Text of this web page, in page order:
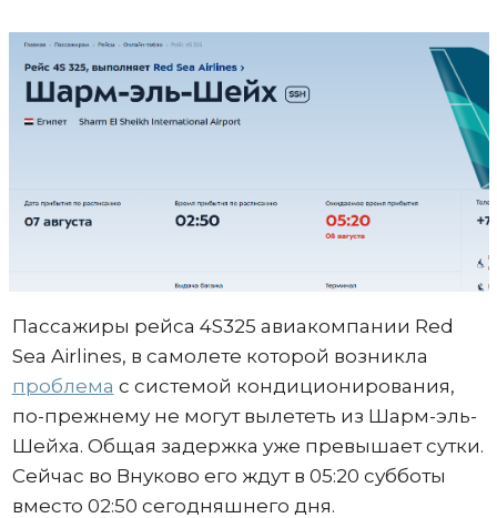
Пассажиры рейса 4S325 авиакомпании Red
Sea Airlines, в самолете которой возникла
проблема с системой кондиционирования,
по-прежнему не могут вылететь из Шарм-эль-
Шейха. Общая задержка уже превышает сутки.
Сейчас во Внуково его ждут в 05:20 субботы
вместо 02:50 сегодняшнего дня.